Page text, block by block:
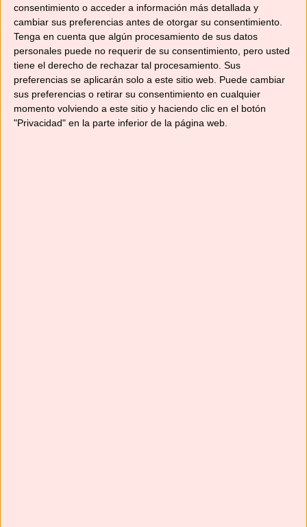
consentimiento o acceder a información más detallada y
cambiar sus preferencias antes de otorgar su consentimiento.
Tenga en cuenta que algún procesamiento de sus datos
personales puede no requerir de su consentimiento, pero usted
tiene el derecho de rechazar tal procesamiento. Sus
preferencias se aplicarán solo a este sitio web. Puede cambiar
sus preferencias o retirar su consentimiento en cualquier
momento volviendo a este sitio y haciendo clic en el botón
"Privacidad" en la parte inferior de la página web.
Tm31,Tm5 , TM6
2 comentarios
Categorías